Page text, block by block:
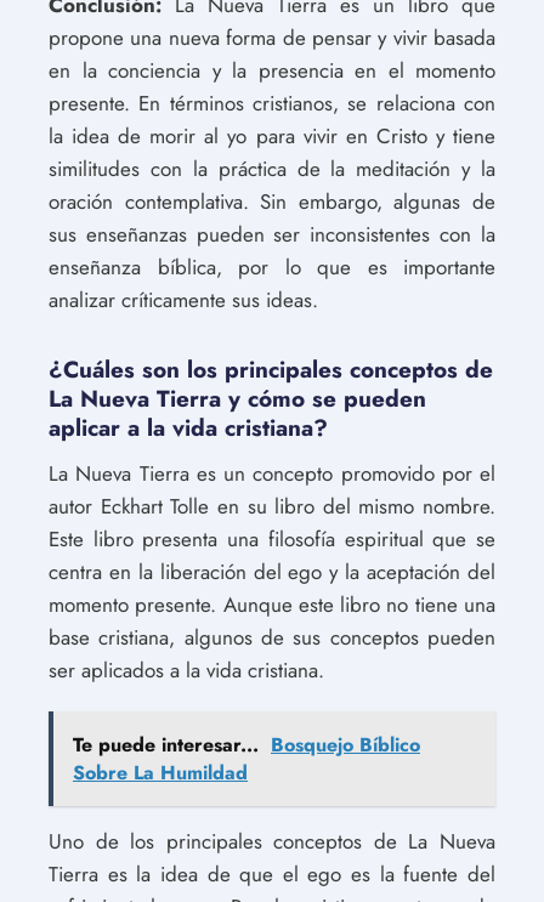
propone una nueva forma de pensar y vivir basada
en la conciencia y la presencia en el momento
presente. En términos cristianos, se relaciona con
la idea de morir al yo para vivir en Cristo y tiene
similitudes con la práctica de la meditación y la
oración contemplativa. Sin embargo, algunas de
sus enseñanzas pueden ser inconsistentes con la
enseñanza bíblica, por lo que es importante
analizar críticamente sus ideas.
¿Cuáles son los principales conceptos de
La Nueva Tierra y cómo se pueden
aplicar a la vida cristiana?
La Nueva Tierra es un concepto promovido por el
autor Eckhart Tolle en su libro del mismo nombre.
Este libro presenta una filosofía espiritual que se
centra en la liberación del ego y la aceptación del
momento presente. Aunque este libro no tiene una
base cristiana, algunos de sus conceptos pueden
ser aplicados a la vida cristiana.
Te puede interesar... Bosquejo Bíblico
Sobre La Humildad
Uno de los principales conceptos de La Nueva
Tierra es la idea de que el ego es la fuente del